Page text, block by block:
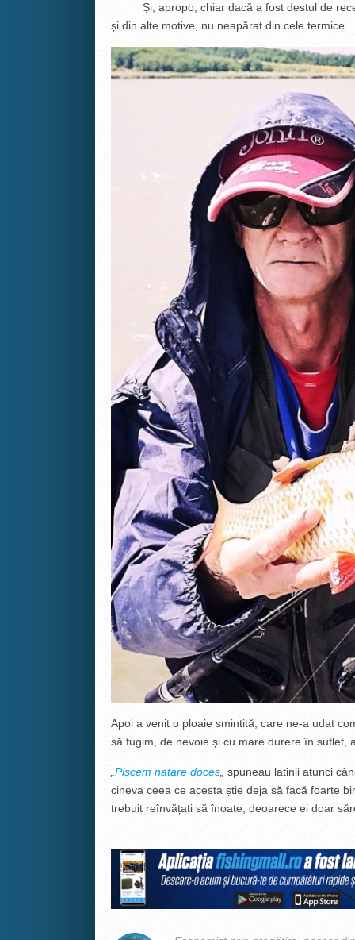
Și, apropo, chiar dacă a fost destul de rece
și din alte motive, nu neapărat din cele termice.
Apoi a venit o ploaie smintită, care ne-a udat
să fugim, de nevoie și cu mare durere în suflet,
Piscem natare doces„ spuneau latinii atunci
cineva ceea ce acesta știe deja să facă foarte
trebuit reînvățați să înoate, deoarece ei doar